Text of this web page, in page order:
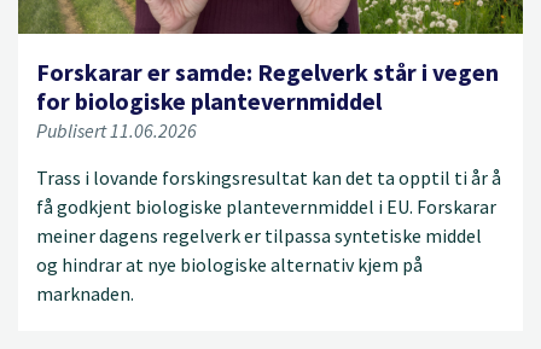
Forskarar er samde: Regelverk står i vegen
for biologiske plantevernmiddel
Publisert 11.06.2026
Trass i lovande forskingsresultat kan det ta opptil ti år å
få godkjent biologiske plantevernmiddel i EU. Forskarar
meiner dagens regelverk er tilpassa syntetiske middel
og hindrar at nye biologiske alternativ kjem på
marknaden.